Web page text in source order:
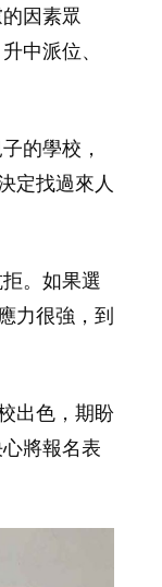
因素眾
中派位、
的學校，
定找過來人
。如果選
力很強，到
出色，期盼
將報名表